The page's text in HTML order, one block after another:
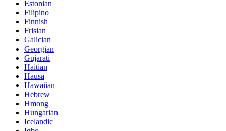
Estonian
Filipino
Finnish
Frisian
Galician
Georgian
Gujarati
Haitian
Hausa
Hawaiian
Hebrew
Hmong
Hungarian
Icelandic